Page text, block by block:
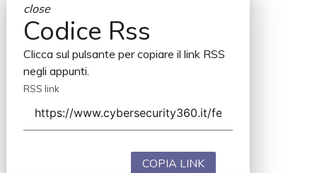
close
Codice Rss
Clicca sul pulsante per copiare il link RSS
negli appunti.
RSS link
COPIA LINK